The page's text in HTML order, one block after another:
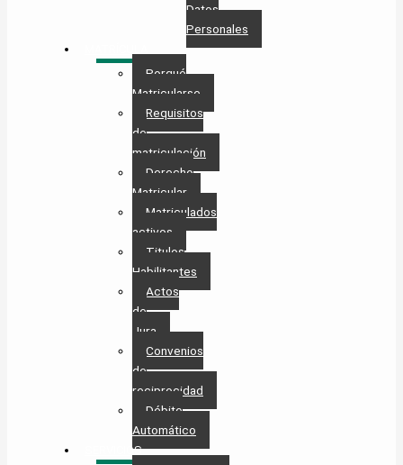
Datos
Personales​
Porqué
Matricularse
Requisitos
de
matriculación
Derecho
Matricular
Matriculados
activos
Titulos
Habilitantes
Actos
de
Jura
Convenios
de
reciprocidad
Débito
Automático
SERVICIOS